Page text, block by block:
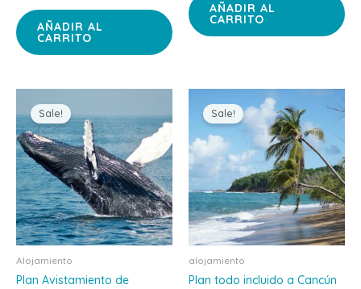
AÑADIR AL
CARRITO
AÑADIR AL
CARRITO
Sale!
Alojamiento
Plan Avistamiento de
$489,000.00
through
$790,000.00
producto
tiene
múltiples
variantes.
Las
opciones
se
pueden
elegir
Sale!
alojamiento
Plan todo incluido a Cancún
Original
price
was:
$3,500,000.00.
price